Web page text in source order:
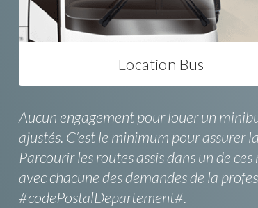
Location Bus
Aucun engagement pour louer un
ajustés. C’est le minimum pour assurer
Parcourir les routes assis dans un de
avec chacune des demandes de la
#codePostalDepartement#.